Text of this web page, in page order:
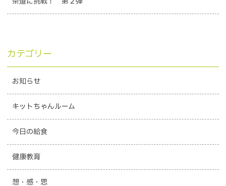
カテゴリー
お知らせ
キットちゃんルーム
今日の給食
健康教育
想・感・思